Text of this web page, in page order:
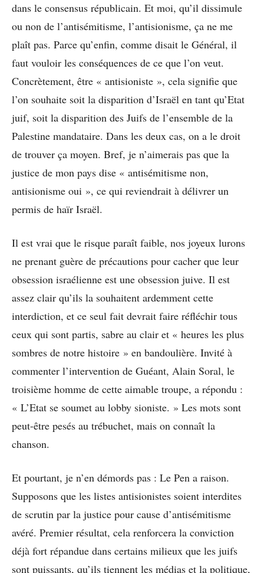
dans le consensus républicain. Et moi, qu’il dissimule
ou non de l’antisémitisme, l’antisionisme, ça ne me
plaît pas. Parce qu’enfin, comme disait le Général, il
faut vouloir les conséquences de ce que l’on veut.
Concrètement, être « antisioniste », cela signifie que
l’on souhaite soit la disparition d’Israël en tant qu’Etat
juif, soit la disparition des Juifs de l’ensemble de la
Palestine mandataire. Dans les deux cas, on a le droit
de trouver ça moyen. Bref, je n’aimerais pas que la
justice de mon pays dise « antisémitisme non,
antisionisme oui », ce qui reviendrait à délivrer un
permis de haïr Israël.
Il est vrai que le risque paraît faible, nos joyeux lurons
ne prenant guère de précautions pour cacher que leur
obsession israélienne est une obsession juive. Il est
assez clair qu’ils la souhaitent ardemment cette
interdiction, et ce seul fait devrait faire réfléchir tous
ceux qui sont partis, sabre au clair et « heures les plus
sombres de notre histoire » en bandoulière. Invité à
commenter l’intervention de Guéant, Alain Soral, le
troisième homme de cette aimable troupe, a répondu :
« L’Etat se soumet au lobby sioniste. » Les mots sont
peut-être pesés au trébuchet, mais on connaît la
chanson.
Et pourtant, je n’en démords pas : Le Pen a raison.
Supposons que les listes antisionistes soient interdites
de scrutin par la justice pour cause d’antisémitisme
avéré. Premier résultat, cela renforcera la conviction
déjà fort répandue dans certains milieux que les juifs
sont puissants, qu’ils tiennent les médias et la politique,